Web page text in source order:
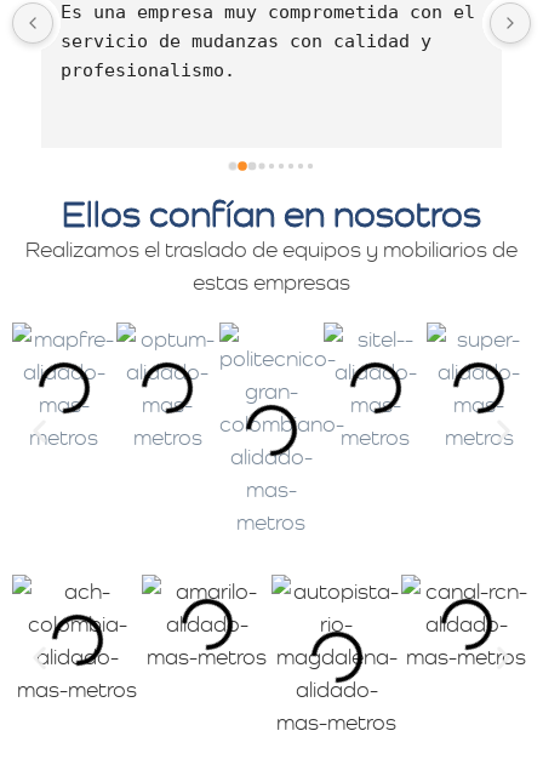
Es una empresa muy comprometida con el
servicio de mudanzas con calidad y
profesionalismo.
Ellos confían en nosotros
Realizamos el traslado de equipos y mobiliarios de
estas empresas